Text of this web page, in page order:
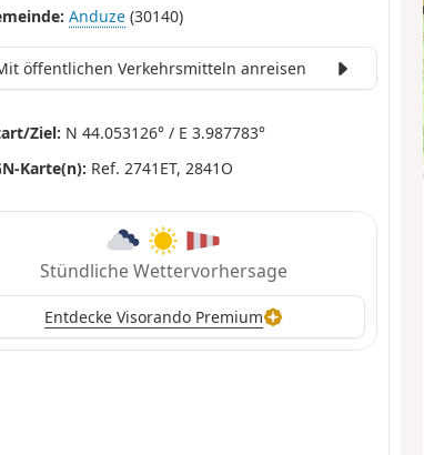
Anduze (30140)
öffentlichen Verkehrsmitteln anreisen
Ziel: N 44.053126° / E 3.987783°
Karte(n): Ref. 2741ET, 2841O
Stündliche Wettervorhersage
Entdecke Visorando Premium